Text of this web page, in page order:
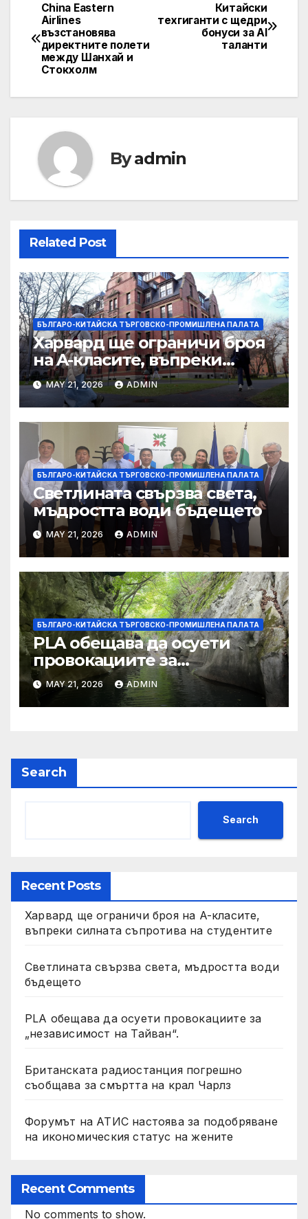
Post
navigation
Китайски
техгиганти с щедри
бонуси за AI
таланти
China Eastern
Airlines
възстановява
директните полети
между Шанхай и
Стокхолм
Byadmin
Related Post
БЪЛГАРО-КИТАЙСКА ТЪРГОВСКО-ПРОМИШЛЕНА ПАЛAТА
Харвард ще ограничи броя
на A-класите, въпреки
силната съпротива на
студентите
MAY 21, 2026 ADMIN
БЪЛГАРО-КИТАЙСКА ТЪРГОВСКО-ПРОМИШЛЕНА ПАЛAТА
Светлината свързва света,
мъдростта води бъдещето
MAY 21, 2026 ADMIN
БЪЛГАРО-КИТАЙСКА ТЪРГОВСКО-ПРОМИШЛЕНА ПАЛAТА
PLA обещава да осуети
провокациите за
„независимост на Тайван“.
MAY 21, 2026 ADMIN
Search
Search
Recent Posts
Харвард ще ограничи броя на A-класите,
въпреки силната съпротива на студентите
Светлината свързва света, мъдростта води
бъдещето
PLA обещава да осуети провокациите за
„независимост на Тайван“.
Британската радиостанция погрешно
съобщава за смъртта на крал Чарлз
Форумът на АТИС настоява за подобряване
на икономическия статус на жените
Recent Comments
No comments to show.